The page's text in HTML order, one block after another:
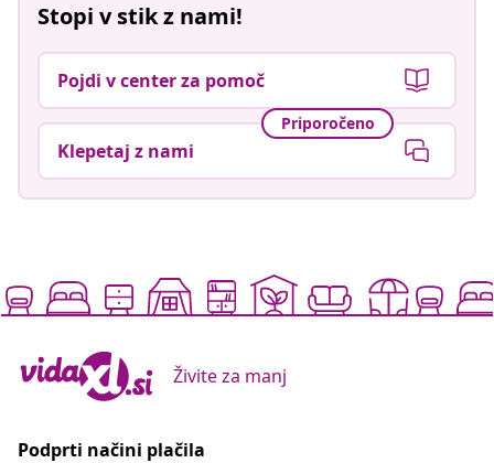
Stopi v stik z nami!
Pojdi v center za pomoč
Priporočeno
Klepetaj z nami
Živite za manj
Podprti načini plačila